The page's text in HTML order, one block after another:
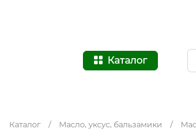
Каталог
Каталог / Масло, уксус, бальзамики /